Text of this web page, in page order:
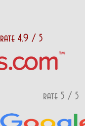
rate 4.9 / 5
rate 5 / 5